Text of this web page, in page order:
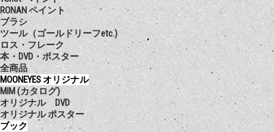
RONAN ペイント
ブラシ
ツール（ゴールドリーフetc.)
ロス・フレーク
本・DVD・ポスター
全商品
MOONEYES オリジナル
MIM (カタログ)
オリジナル DVD
オリジナル ポスター
ブック